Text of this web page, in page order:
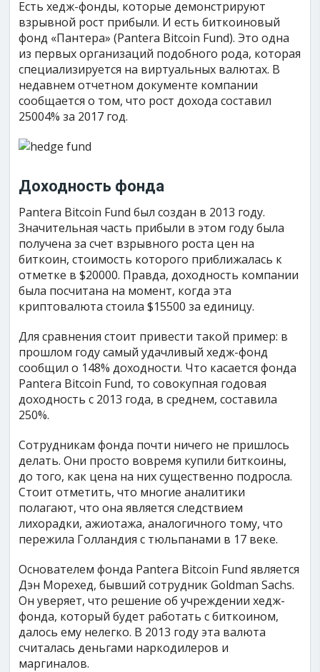
Есть хедж-фонды, которые демонстрируют
взрывной рост прибыли. И есть биткоиновый
фонд «Пантера» (Pantera Bitcoin Fund). Это одна
из первых организаций подобного рода, которая
специализируется на виртуальных валютах. В
недавнем отчетном документе компании
сообщается о том, что рост дохода составил
25004% за 2017 год.
Доходность фонда
Pantera Bitcoin Fund был создан в 2013 году.
Значительная часть прибыли в этом году была
получена за счет взрывного роста цен на
биткоин, стоимость которого приближалась к
отметке в $20000. Правда, доходность компании
была посчитана на момент, когда эта
криптовалюта стоила $15500 за единицу.
Для сравнения стоит привести такой пример: в
прошлом году самый удачливый хедж-фонд
сообщил о 148% доходности. Что касается фонда
Pantera Bitcoin Fund, то совокупная годовая
доходность с 2013 года, в среднем, составила
250%.
Сотрудникам фонда почти ничего не пришлось
делать. Они просто вовремя купили биткоины,
до того, как цена на них существенно подросла.
Стоит отметить, что многие аналитики
полагают, что она является следствием
лихорадки, ажиотажа, аналогичного тому, что
пережила Голландия с тюльпанами в 17 веке.
Основателем фонда Pantera Bitcoin Fund является
Дэн Морехед, бывший сотрудник Goldman Sachs.
Он уверяет, что решение об учреждении хедж-
фонда, который будет работать с биткоином,
далось ему нелегко. В 2013 году эта валюта
считалась деньгами наркодилеров и
маргиналов.